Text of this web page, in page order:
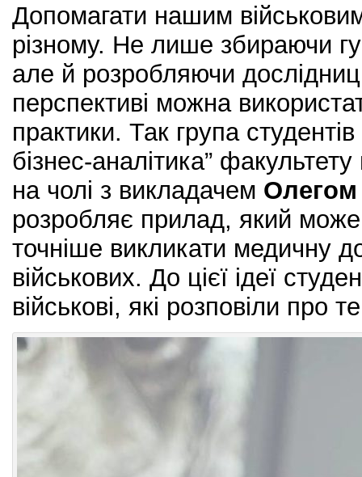
Допомагати нашим
різному. Не лише збираючи
але й розробляючи
перспективі можна
практики. Так група
бізнес-аналітика”
на чолі з викладачем
розробляє прилад, який
точніше викликати медичну
військових. До цієї ідеї
військові, які розповіли про